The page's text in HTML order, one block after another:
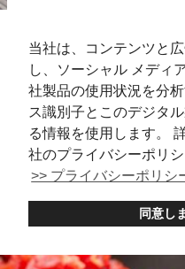
当社は、コンテンツと
し、ソーシャル メディ
社製品の使用状況を分
ス識別子とこのデジタ
る情報を使用します。
社のプライバシーポリ
>> プライバシーポリシ
同意し
東京で和食の原点、味
ェ味苑】
味噌は、大豆と米を主原料
的な調味料です。 １０００
ろん、煮物や鍋、焼き料理
付いています。 そんな日本
ことができる...
東京 Onigiri